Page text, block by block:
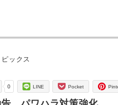
ックス
0 LINE Pocket